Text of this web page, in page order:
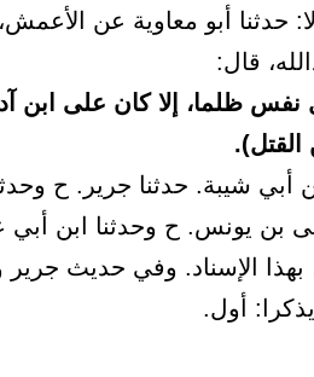
حدثنا أبو معاوية عن
قال:
ظلما، إلا كان على ابن
أبي شيبة. حدثنا جرير. ح
بن يونس. ح وحدثنا ابن أبي
الإسناد. وفي حديث
أول.